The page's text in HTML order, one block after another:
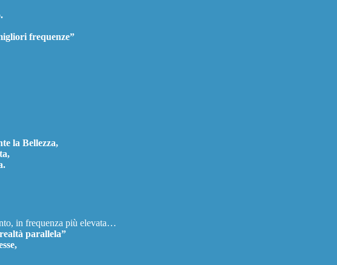
frequenze”
la Bellezza,
in frequenza più elevata…
parallela”